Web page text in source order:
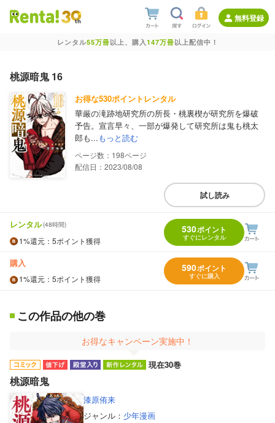
無料登録
レンタル55万冊以上、購入147万冊以上配信中！
桃源暗鬼 16
お得な530ポイントレンタル
華厳の滝跡地研究所の所長・桃裏楔が研究所を爆破
予告。宣言早々、一部が爆発して研究所は鬼も桃太
郎も...もっと読む
198
配信日：2023/08/08
試し読み
レンタル(48時間)
1%還元 ：5ポイント獲得
530ポイント
すぐにレンタル
購入
1%還元 ：5ポイント獲得
590ポイント
すぐに購入
この作品の他の巻
お得なキャンペーン実施中！
現在30巻
桃源暗鬼
漆原侑来
ジャンル： 少年漫画